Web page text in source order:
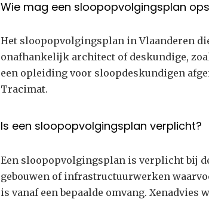
Wie mag een sloopopvolgingsplan
Het sloopopvolgingsplan in Vlaanderen
onafhankelijk architect of deskundige,
een opleiding voor sloopdeskundigen
Tracimat.
Is een sloopopvolgingsplan verplicht?
Een sloopopvolgingsplan is verplicht bij
gebouwen of infrastructuurwerken
is vanaf een bepaalde omvang. Xenadvies